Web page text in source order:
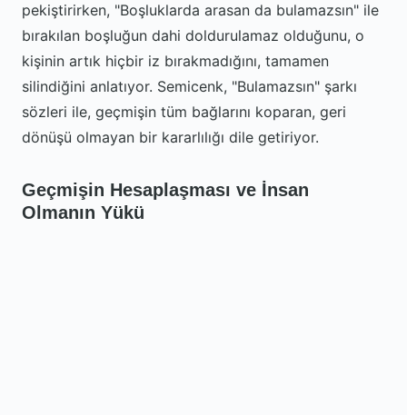
pekiştirirken, "Boşluklarda arasan da bulamazsın" ile
bırakılan boşluğun dahi doldurulamaz olduğunu, o
kişinin artık hiçbir iz bırakmadığını, tamamen
silindiğini anlatıyor. Semicenk, "Bulamazsın" şarkı
sözleri ile, geçmişin tüm bağlarını koparan, geri
dönüşü olmayan bir kararlılığı dile getiriyor.
Geçmişin Hesaplaşması ve İnsan
Olmanın Yükü